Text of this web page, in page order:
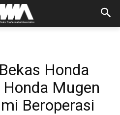
Honda
Mugen
Beroperasi